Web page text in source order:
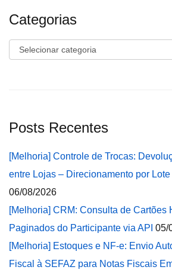
Categorias
Categorias
Posts Recentes
[Melhoria] Controle de Trocas:
entre Lojas – Direcionamento por Lote
06/08/2026
[Melhoria] CRM: Consulta de Cartões
Paginados do Participante via API 05/
[Melhoria] Estoques e NF-e: Envio
Fiscal à SEFAZ para Notas Fiscais